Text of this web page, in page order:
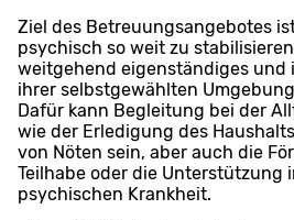
Ziel des Betreuungsangebotes
psychisch so weit zu
weitgehend eigenständiges und
ihrer selbstgewählten
Dafür kann Begleitung bei der
wie der Erledigung des
von Nöten sein, aber auch die
Teilhabe oder die Unterstützung
psychischen Krankheit.